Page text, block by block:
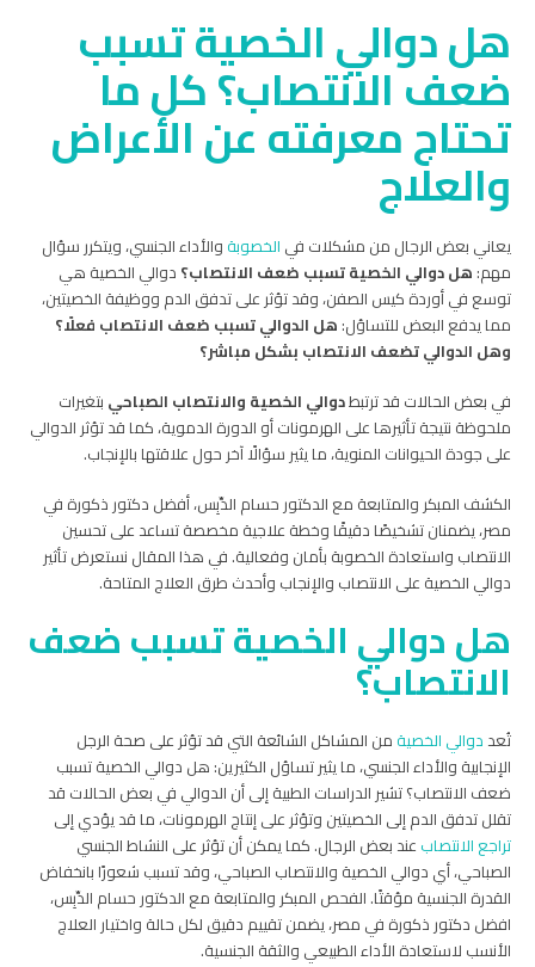
هل دوالي الخصية تسبب
ضعف الانتصاب​؟ كل ما
تحتاج معرفته عن الأعراض
والعلاج
يعاني بعض الرجال من مشكلات في الخصوبة والأداء الجنسي، ويتكرر سؤال
مهم: هل دوالي الخصية تسبب ضعف الانتصاب؟ دوالي الخصية هي
توسع في أوردة كيس الصفن، وقد تؤثر على تدفق الدم ووظيفة الخصيتين،
مما يدفع البعض للتساؤل: هل الدوالي تسبب ضعف الانتصاب فعلًا؟
وهل الدوالي تضعف الانتصاب بشكل مباشر؟
في بعض الحالات قد ترتبطدوالي الخصية والانتصاب الصباحي بتغيرات
ملحوظة نتيجة تأثيرها على الهرمونات أو الدورة الدموية، كما قد تؤثر الدوالي
على جودة الحيوانات المنوية، ما يثير سؤالًا آخر حول علاقتها بالإنجاب.
الكشف المبكر والمتابعة مع الدكتور حسام الدِّبِس، أفضل دكتور ذكورة في
مصر، يضمنان تشخيصًا دقيقًا وخطة علاجية مخصصة تساعد على تحسين
الانتصاب واستعادة الخصوبة بأمان وفعالية. في هذا المقال نستعرض تأثير
دوالي الخصية على الانتصاب والإنجاب وأحدث طرق العلاج المتاحة.
هل دوالي الخصية تسبب ضعف
الانتصاب​؟
تُعد دوالي الخصية من المشاكل الشائعة التي قد تؤثر على صحة الرجل
الإنجابية والأداء الجنسي، ما يثير تساؤل الكثيرين: هل دوالي الخصية تسبب
ضعف الانتصاب؟ تشير الدراسات الطبية إلى أن الدوالي في بعض الحالات قد
تقلل تدفق الدم إلى الخصيتين وتؤثر على إنتاج الهرمونات، ما قد يؤدي إلى
تراجع الانتصاب عند بعض الرجال. كما يمكن أن تؤثر على النشاط الجنسي
الصباحي، أي دوالي الخصية والانتصاب الصباحي، وقد تسبب شعورًا بانخفاض
القدرة الجنسية مؤقتًا. الفحص المبكر والمتابعة مع الدكتور حسام الدِّبِس،
افضل دكتور ذكورة في مصر، يضمن تقييم دقيق لكل حالة واختيار العلاج
الأنسب لاستعادة الأداء الطبيعي والثقة الجنسية.